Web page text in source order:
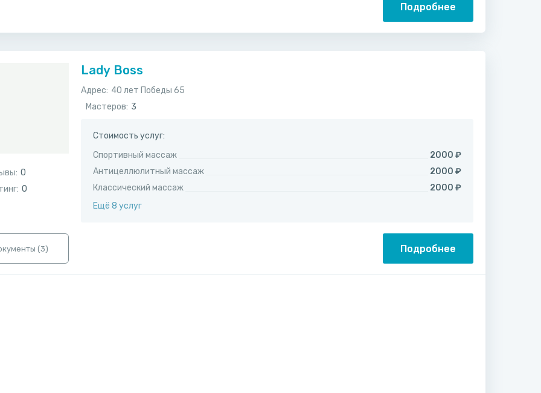
Подробнее
0
0
Lady Boss
Адрес: ​40 лет Победы 65
Мастеров: 3
Стоимость услуг:
Спортивный массаж
2000 ₽
Антицеллюлитный массаж
2000 ₽
Классический массаж
2000 ₽
Ещё 8 услуг
(3) Подробнее